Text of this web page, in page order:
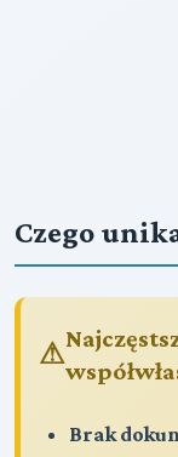
Czego
Brak